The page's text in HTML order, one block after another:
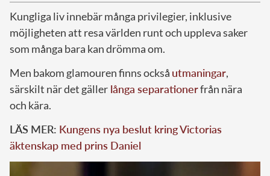
Kungliga liv innebär många privilegier, inklusive
möjligheten att resa världen runt och uppleva saker
som många bara kan drömma om.
Men bakom glamouren finns också utmaningar,
särskilt när det gäller långa separationerfrån nära
och kära.
LÄS MER: Kungens nya beslut kring Victorias
äktenskap med prins Daniel